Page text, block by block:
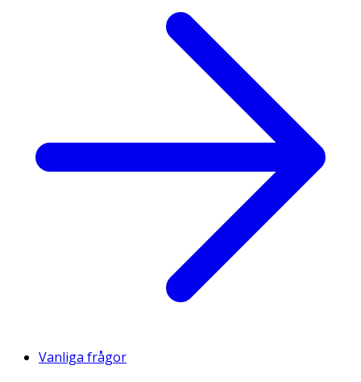
Vanliga frågor